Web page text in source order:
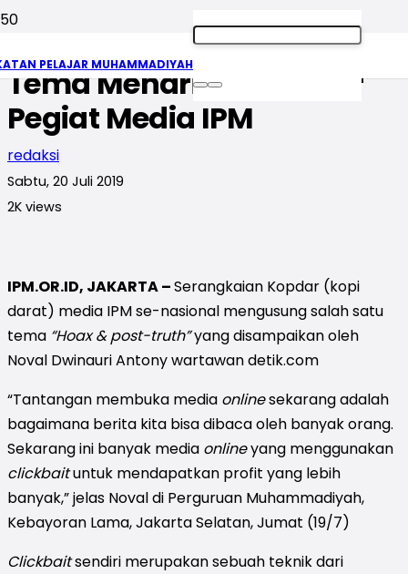
PELAJAR MUHAMMADIYAH
“Hoax & truth-post” Jadi
Tema Menarik di Kopdar
Pegiat Media IPM
redaksi
Sabtu, 20 Juli 2019
2K views
IPM.OR.ID, JAKARTA –Serangkaian Kopdar (kopi
darat) media IPM se-nasional mengusung salah satu
tema “Hoax & post-truth”yang disampaikan oleh
Noval Dwinauri Antony wartawan detik.com
“Tantangan membuka media onlinesekarang adalah
bagaimana berita kita bisa dibaca oleh banyak orang.
Sekarang ini banyak media onlineyang menggunakan
clickbaituntuk mendapatkan profit yang lebih
banyak,” jelas Noval di Perguruan Muhammadiyah,
Kebayoran Lama, Jakarta Selatan, Jumat (19/7)
Clickbaitsendiri merupakan sebuah teknik dari